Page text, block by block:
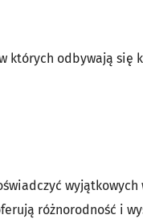
których odbywają się
różnorodność i